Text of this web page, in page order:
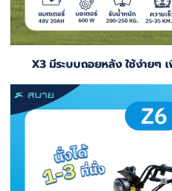
X3 มีระบบถอยหลัง ใช้ง่ายๆ